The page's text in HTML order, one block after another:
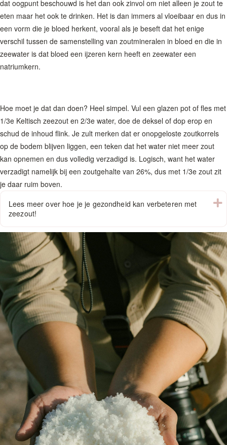
dat oogpunt beschouwd is het dan ook zinvol om niet alleen je zout te
eten maar het ook te drinken. Het is dan immers al vloeibaar en dus in
een vorm die je bloed herkent, vooral als je beseft dat het enige
verschil tussen de samenstelling van zoutmineralen in bloed en die in
zeewater is dat bloed een ijzeren kern heeft en zeewater een
natriumkern.
Hoe moet je dat dan doen? Heel simpel. Vul een glazen pot of fles met
1/3e Keltisch zeezout en 2/3e water, doe de deksel of dop erop en
schud de inhoud flink. Je zult merken dat er onopgeloste zoutkorrels
op de bodem blijven liggen, een teken dat het water niet meer zout
kan opnemen en dus volledig verzadigd is. Logisch, want het water
verzadigt namelijk bij een zoutgehalte van 26%, dus met 1/3e zout zit
je daar ruim boven.
Lees meer over hoe je je gezondheid kan verbeteren met
zeezout!